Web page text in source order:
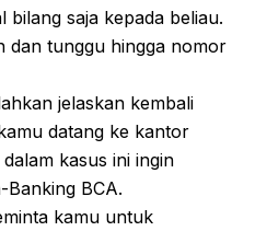
bilang saja kepada beliau.
dan tunggu hingga nomor
jelaskan kembali
datang ke kantor
kasus ini ingin
BCA.
kamu untuk